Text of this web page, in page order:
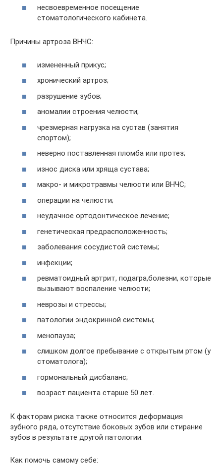
несвоевременное посещение
стоматологического кабинета.
Причины артроза ВНЧС:
измененный прикус;
хронический артроз;
разрушение зубов;
аномалии строения челюсти;
чрезмерная нагрузка на сустав (занятия
спортом);
неверно поставленная пломба или протез;
износ диска или хряща сустава;
макро- и микротравмы челюсти или ВНЧС;
операции на челюсти;
неудачное ортодонтическое лечение;
генетическая предрасположенность;
заболевания сосудистой системы;
инфекции;
ревматоидный артрит, подагра,болезни, которые
вызывают воспаление челюсти;
неврозы и стрессы;
патологии эндокринной системы;
менопауза;
слишком долгое пребывание с открытым ртом (у
стоматолога);
гормональный дисбаланс;
возраст пациента старше 50 лет.
К факторам риска также относится деформация
зубного ряда, отсутствие боковых зубов или стирание
зубов в результате другой патологии.
Как помочь самому себе: